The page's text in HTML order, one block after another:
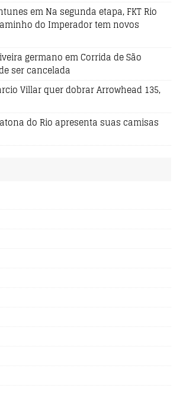
em Na segunda etapa, FKT Rio
do Imperador tem novos
germano emCorrida de São
ser cancelada
Villar quer dobrar Arrowhead 135,
do Rio apresenta suas camisas